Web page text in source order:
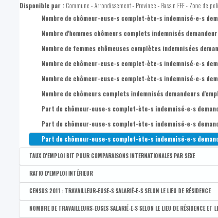
CENSUS 2011 : Taux de chômage administratif des 50-64 ans
Taux de chômage administratif des 25-49 ans
Taux de chômage administratif des 50-64 ans
Taux de chômage administratif des 15-19 ans
Taux de chômage de très très longue durée (5 ans et plus)
Part des demandeur-euse-s d'emploi inoccupé-e-s (DEI) de
Part des demandeur-euse-s d'emploi inoccupé-e-s (DEI) de
Taux de chômage BIT des 15-64 ans
Taux de chômage BIT des 20-64 ans
Taux de chômage BIT des hommes de 15-64 ans
Taux de chômage BIT des femmes de 15-64 ans
Disponible par : Commune - Arrondissement - Province - Bassin EFE - Zone de
Nombre de chômeur-euse-s complet-ète-s indemnisé-e-s
Nombre d'hommes chômeurs complets indemnisés
Nombre de femmes chômeuses complètes indemnisées
Nombre de chômeur-euse-s complet-ète-s indemnisé-e-s
Nombre de chômeur-euse-s complet-ète-s indemnisé-e-s
Nombre de chômeurs complets indemnisés demandeurs
Part de chômeur-euse-s complet-ète-s indemnisé-e-s
Part de chômeur-euse-s complet-ète-s indemnisé-e-s
Part de chômeur-euse-s complet-ète-s indemnisé-e-s
TAUX D'EMPLOI BIT POUR COMPARAISONS INTERNATIONALES PAR SEXE
Disponible par :Commune - Arrondissement - Province - Bassin EFE - Zone de
Taux d'emploi BIT des 20-64 ans
Taux d'emploi BIT des hommes 20-64 ans
RATIO D'EMPLOI INTÉRIEUR
Disponible par : Commune - Arrondissement - Province - Bassin EFE - Zone de
Ratio d'emploi intérieur
CENSUS 2011 : TRAVAILLEUR-EUSE-S SALARIÉ-E-S SELON LE LIEU DE RÉSIDENCE
Disponible par :Commune - Arrondissement - Province - Bassin EFE - Zone de
NOMBRE DE TRAVAILLEURS-EUSES SALARIÉ-E-S SELON LE LIEU DE RÉSIDENCE ET